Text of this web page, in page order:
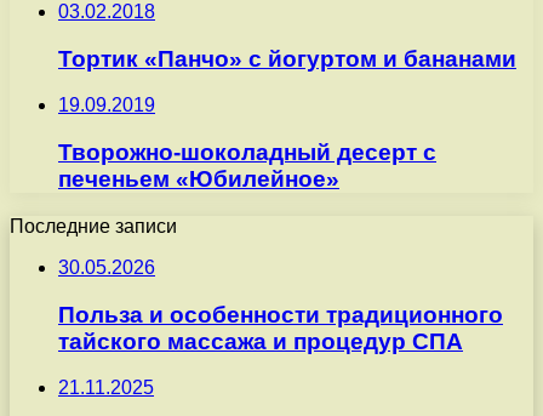
03.02.2018
Тортик «Панчо» с йогуртом и бананами
19.09.2019
Творожно-шоколадный десерт с
печеньем «Юбилейное»
Последние записи
30.05.2026
Польза и особенности традиционного
тайского массажа и процедур СПА
21.11.2025